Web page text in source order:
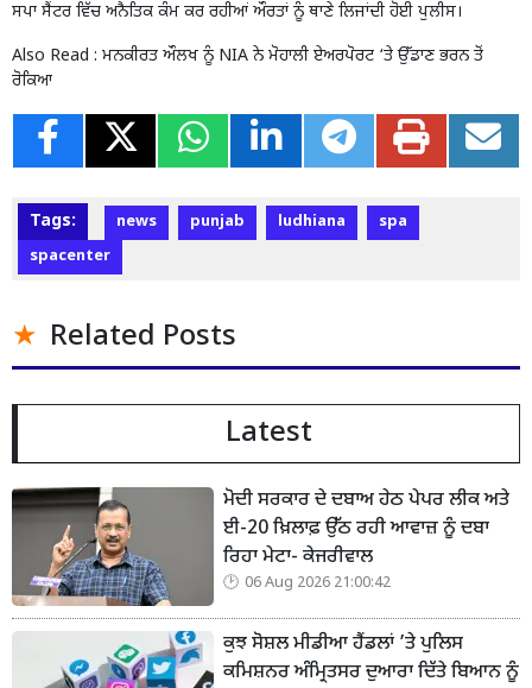
ਸਪਾ ਸੈਂਟਰ ਵਿੱਚ ਅਨੈਤਿਕ ਕੰਮ ਕਰ ਰਹੀਆਂ ਔਰਤਾਂ ਨੂੰ ਥਾਣੇ ਲਿਜਾਂਦੀ ਹੋਈ ਪੁਲੀਸ।
Also Read : ਮਨਕੀਰਤ ਔਲਖ ਨੂੰ NIA ਨੇ ਮੋਹਾਲੀ ਏਅਰਪੋਰਟ ‘ਤੇ ਉੱਡਾਣ ਭਰਨ ਤੋਂ
ਰੋਕਿਆ
Tags: news punjab ludhiana
spa
spacenter
Related Posts
Latest
ਮੋਦੀ ਸਰਕਾਰ ਦੇ ਦਬਾਅ ਹੇਠ ਪੇਪਰ ਲੀਕ ਅਤੇ
ਈ-20 ਖ਼ਿਲਾਫ਼ ਉੱਠ ਰਹੀ ਆਵਾਜ਼ ਨੂੰ ਦਬਾ
ਰਿਹਾ ਮੇਟਾ- ਕੇਜਰੀਵਾਲ
06 Aug 2026 21:00:42
ਕੁਝ ਸੋਸ਼ਲ ਮੀਡੀਆ ਹੈਂਡਲਾਂ ’ਤੇ ਪੁਲਿਸ
ਕਮਿਸ਼ਨਰ ਅੰਮ੍ਰਿਤਸਰ ਦੁਆਰਾ ਦਿੱਤੇ ਬਿਆਨ ਨੂੰ